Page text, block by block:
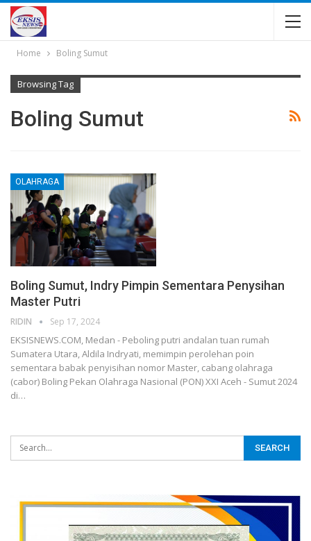
Home Boling Sumut
Browsing Tag
Boling Sumut
OLAHRAGA
Boling Sumut, Indry Pimpin Sementara Penysihan
Master Putri
RIDIN Sep 17, 2024
EKSISNEWS.COM, Medan - Peboling putri andalan tuan rumah
Sumatera Utara, Aldila Indryati, memimpin perolehan poin
sementara babak penyisihan nomor Master, cabang olahraga
(cabor) Boling Pekan Olahraga Nasional (PON) XXI Aceh - Sumut 2024
di…